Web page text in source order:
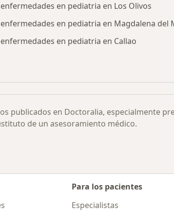
en pediatria en Los Olivos
en pediatria en Magdalena del
en pediatria en Callao
publicados en Doctoralia, especialmente
de un asesoramiento médico.
Para los pacientes
Especialistas